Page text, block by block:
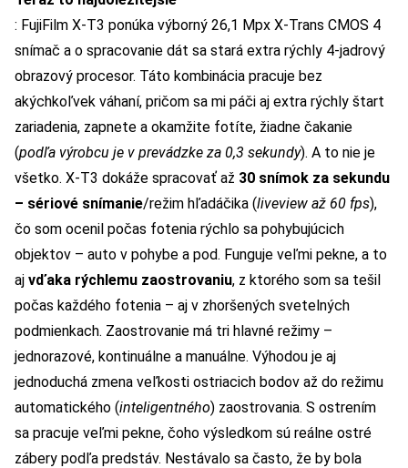
: FujiFilm X-T3 ponúka výborný 26,1 Mpx X-Trans CMOS 4
snímač a o spracovanie dát sa stará extra rýchly 4-jadrový
obrazový procesor. Táto kombinácia pracuje bez
akýchkoľvek váhaní, pričom sa mi páči aj extra rýchly štart
zariadenia, zapnete a okamžite fotíte, žiadne čakanie
(podľa výrobcu je v prevádzke za 0,3 sekundy). A to nie je
všetko. X-T3 dokáže spracovať až 30 snímok za sekundu
– sériové snímanie/režim hľadáčika (liveview až 60 fps),
čo som ocenil počas fotenia rýchlo sa pohybujúcich
objektov – auto v pohybe a pod. Funguje veľmi pekne, a to
aj vďaka rýchlemu zaostrovaniu, z ktorého som sa tešil
počas každého fotenia – aj v zhoršených svetelných
podmienkach. Zaostrovanie má tri hlavné režimy –
jednorazové, kontinuálne a manuálne. Výhodou je aj
jednoduchá zmena veľkosti ostriacich bodov až do režimu
automatického (inteligentného) zaostrovania. S ostrením
sa pracuje veľmi pekne, čoho výsledkom sú reálne ostré
zábery podľa predstáv. Nestávalo sa často, že by bola